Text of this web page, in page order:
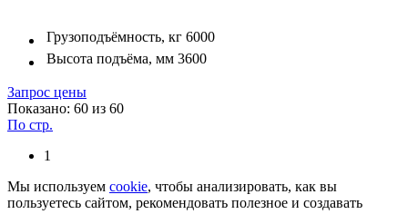
Грузоподъёмность, кг 6000
Высота подъёма, мм 3600
Запрос цены
Показано: 60 из 60
По стр.
1
Мы используем cookie, чтобы анализировать, как вы
пользуетесь сайтом, рекомендовать полезное и создавать